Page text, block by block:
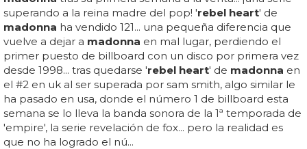
superando a la reina madre del pop! 'rebel heart' de
madonna ha vendido 121... una pequeña diferencia que
vuelve a dejar a madonna en mal lugar, perdiendo el
primer puesto de billboard con un disco por primera vez
desde 1998... tras quedarse 'rebel heart' de madonna en
el #2 en uk al ser superada por sam smith, algo similar le
ha pasado en usa, donde el número 1 de billboard esta
semana se lo lleva la banda sonora de la 1ª temporada de
'empire', la serie revelación de fox... pero la realidad es
que no ha logrado el nú...